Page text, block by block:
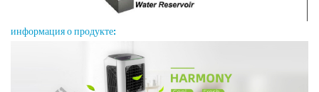
информация о продукте: